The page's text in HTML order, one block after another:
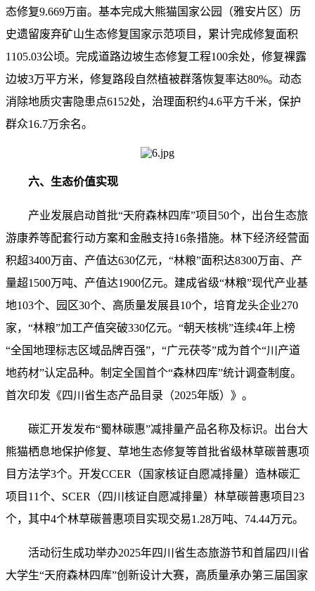
态修复9.669万亩。基本完成大熊猫国家公园（雅安片区）历
史遗留废弃矿山生态修复国家示范项目，累计完成修复面积
1105.03公顷。完成道路边坡生态修复工程100余处，修复裸露
边坡3万平方米，修复路段自然植被群落恢复率达80%。动态
消除地质灾害隐患点6152处，治理面积约4.6平方千米，保护
群众16.7万余名。
六、生态价值实现
产业发展启动首批“天府森林四库”项目50个，出台生态旅
游康养等配套行动方案和金融支持16条措施。林下经济经营面
积超3400万亩、产值达630亿元，“林粮”面积达8300万亩、产
量超1500万吨、产值达1900亿元。建成省级“林粮”现代产业基
地103个、园区30个、高质量发展县10个，培育龙头企业270
家，“林粮”加工产值突破330亿元。“朝天核桃”连续4年上榜
“全国地理标志区域品牌百强”，“广元茯苓”成为首个“川产道
地药材”认定品种。制定全国首个“森林四库”统计调查制度。
首次印发《四川省生态产品目录（2025年版）》。
碳汇开发发布“蜀林碳惠”减排量产品名称及标识。出台大
熊猫栖息地保护修复、草地生态修复等首批省级林草碳普惠项
目方法学3个。开发CCER（国家核证自愿减排量）造林碳汇
项目11个、SCER（四川核证自愿减排量）林草碳普惠项目23
个，其中4个林草碳普惠项目实现交易1.28万吨、74.44万元。
活动衍生成功举办2025年四川省生态旅游节和首届四川省
大学生“天府森林四库”创新设计大赛，高质量承办第三届国家